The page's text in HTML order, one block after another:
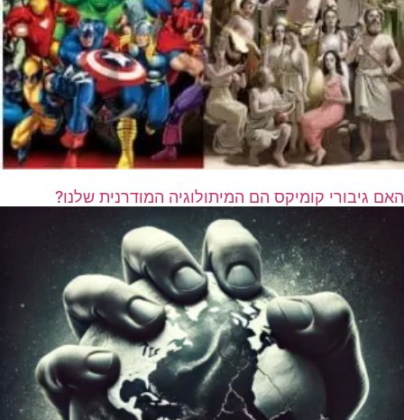
האם גיבורי קומיקס הם המיתולוגיה המודרנית שלנו?